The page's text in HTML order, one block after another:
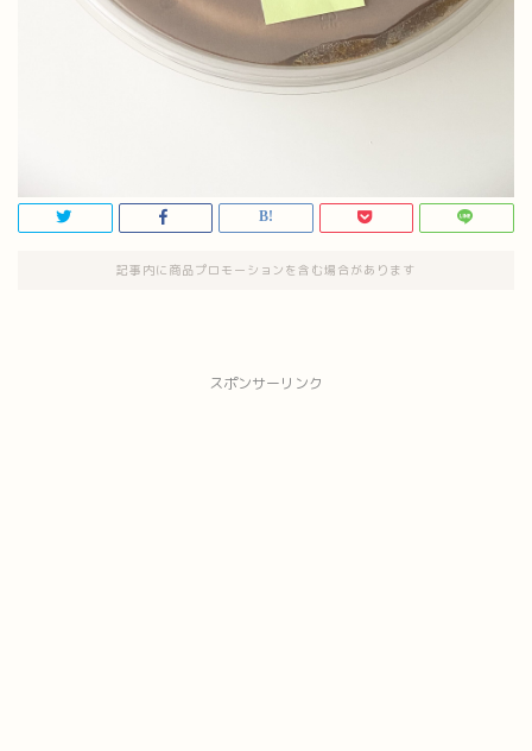
記事内に商品プロモーションを含む場合があります
スポンサーリンク